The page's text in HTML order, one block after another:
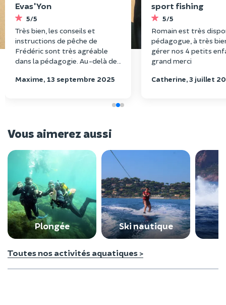
Evas'Yon
5/5
Très bien, les conseils et
instructions de pêche de
Frédéric sont très agréable
dans la pédagogie. Au-delà de
moment est instructif et
Maxime, 13 septembre 2025
sport fishing
5/5
Romain est très
pédagogue, à très
gérer nos 4 petits
grand merci
Catherine, 3 juillet
Vous aimerez aussi
Plongée Ski nautique
Toutes nos activités aquatiques >